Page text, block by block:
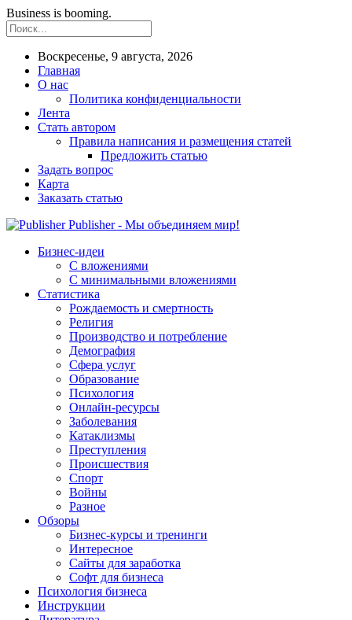
Business is booming.
Воскресенье, 9 августа, 2026
Главная
О нас
Политика конфиденциальности
Лента
Стать автором
Правила написания и размещения статей
Предложить статью
Задать вопрос
Карта
Заказать статью
Publisher - Мы объединяем мир!
Бизнес-идеи
С вложениями
С минимальными вложениями
Статистика
Рождаемость и смертность
Религия
Производство и потребление
Демография
Сфера услуг
Образование
Психология
Онлайн-ресурсы
Заболевания
Катаклизмы
Преступления
Происшествия
Спорт
Войны
Разное
Обзоры
Бизнес-курсы и тренинги
Интересное
Сайты для заработка
Софт для бизнеса
Психология бизнеса
Инструкции